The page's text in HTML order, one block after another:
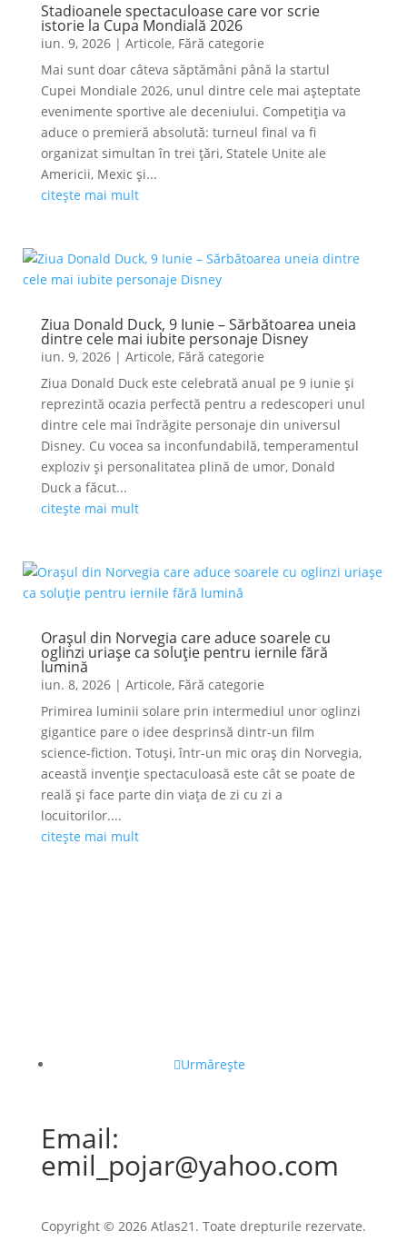
Stadioanele spectaculoase care vor scrie
istorie la Cupa Mondială 2026
iun. 9, 2026| Articole, Fără categorie
Mai sunt doar câteva săptămâni până la startul
Cupei Mondiale 2026, unul dintre cele mai așteptate
evenimente sportive ale deceniului. Competiția va
aduce o premieră absolută: turneul final va fi
organizat simultan în trei țări, Statele Unite ale
Americii, Mexic și...
citește mai mult
Ziua Donald Duck, 9 Iunie – Sărbătoarea uneia
dintre cele mai iubite personaje Disney
iun. 9, 2026| Articole, Fără categorie
Ziua Donald Duck este celebrată anual pe 9 iunie și
reprezintă ocazia perfectă pentru a redescoperi unul
dintre cele mai îndrăgite personaje din universul
Disney. Cu vocea sa inconfundabilă, temperamentul
exploziv și personalitatea plină de umor, Donald
Duck a făcut...
citește mai mult
Orașul din Norvegia care aduce soarele cu
oglinzi uriașe ca soluție pentru iernile fără
lumină
iun. 8, 2026| Articole, Fără categorie
Primirea luminii solare prin intermediul unor oglinzi
gigantice pare o idee desprinsă dintr-un film
science-fiction. Totuși, într-un mic oraș din Norvegia,
această invenție spectaculoasă este cât se poate de
reală și face parte din viața de zi cu zi a
locuitorilor....
citește mai mult
Urmărește
Email:
emil_pojar@yahoo.com
Copyright © 2026 Atlas21. Toate drepturile rezervate.